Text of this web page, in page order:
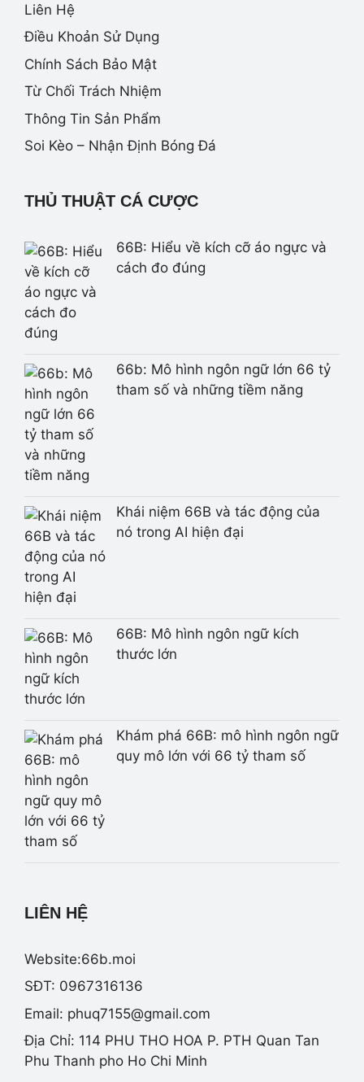
Liên Hệ
Điều Khoản Sử Dụng
Chính Sách Bảo Mật
Từ Chối Trách Nhiệm
Thông Tin Sản Phẩm
Soi Kèo – Nhận Định Bóng Đá
THỦ THUẬT CÁ CƯỢC
66B: Hiểu về kích cỡ áo ngực và
cách đo đúng
66b: Mô hình ngôn ngữ lớn 66 tỷ
tham số và những tiềm năng
Khái niệm 66B và tác động của
nó trong AI hiện đại
66B: Mô hình ngôn ngữ kích
thước lớn
Khám phá 66B: mô hình ngôn ngữ
quy mô lớn với 66 tỷ tham số
LIÊN HỆ
Website:66b.moi
SĐT: 0967316136
Email: phuq7155@gmail.com
Địa Chỉ: 114 PHU THO HOA P. PTH Quan Tan
Phu Thanh pho Ho Chi Minh